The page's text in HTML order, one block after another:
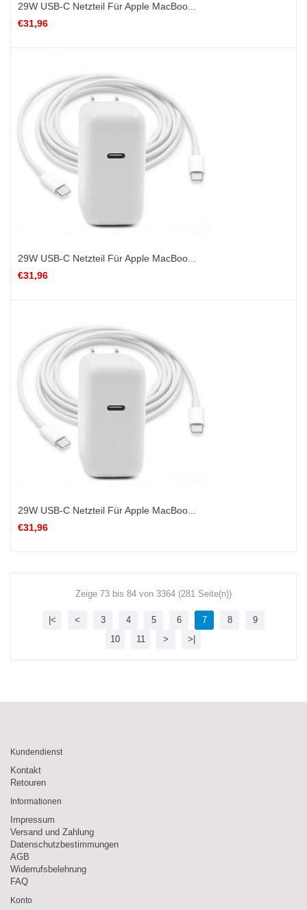
29W USB-C Netzteil Für Apple MacBoo...
€31,96
29W USB-C Netzteil Für Apple MacBoo...
€31,96
29W USB-C Netzteil Für Apple MacBoo...
€31,96
Zeige 73 bis 84 von 3364 (281 Seite(n))
|< < 3 4 5 6 7 8
9
10
11 > >|
Kundendienst
Kontakt
Retouren
Informationen
Impressum
Versand und Zahlung
Datenschutzbestimmungen
AGB
Widerrufsbelehrung
FAQ
Konto